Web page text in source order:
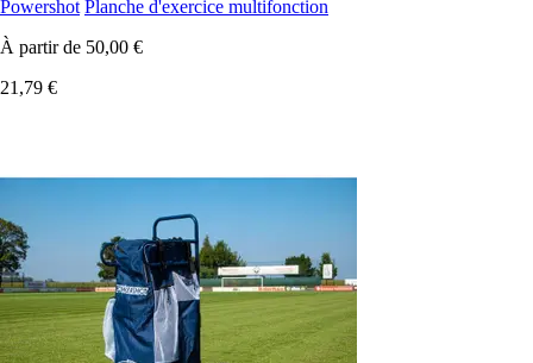
Powershot Planche d'exercice multifonction
À partir de 50,00 €
21,79 €